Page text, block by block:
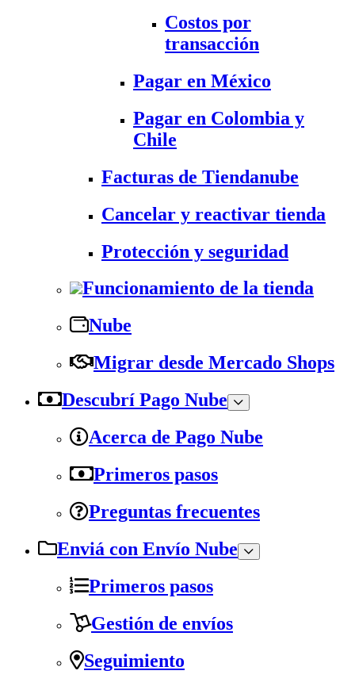
Costos por
transacción
Pagar en México
Pagar en Colombia y
Chile
Facturas de Tiendanube
Cancelar y reactivar tienda
Protección y seguridad
Funcionamiento de la tienda
Nube
Migrar desde Mercado Shops
Descubrí Pago Nube
Acerca de Pago Nube
Primeros pasos
Preguntas frecuentes
Enviá con Envío Nube
Primeros pasos
Gestión de envíos
Seguimiento